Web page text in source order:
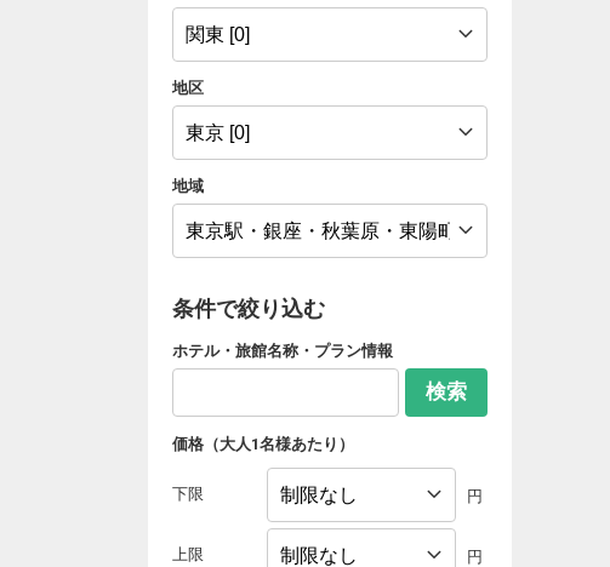
地区
地域
条件で絞り込む
ホテル・旅館名称・プラン情報
検索
価格（大人1名様あたり）
下限 円
上限 円